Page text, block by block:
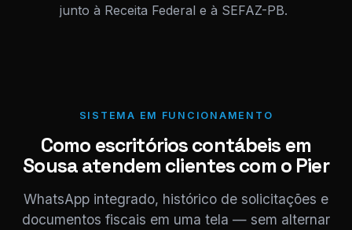
junto à Receita Federal e à SEFAZ-PB.
SISTEMA EM FUNCIONAMENTO
Como escritórios contábeis em
Sousa atendem clientes com o Pier
WhatsApp integrado, histórico de solicitações e
documentos fiscais em uma tela — sem alternar